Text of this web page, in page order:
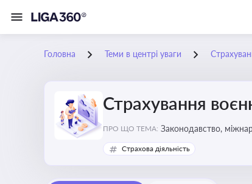
Головна Теми в центрі уваги
Страхування
ПРО ЩО ТЕМА: Законодавство,
Страхова діяльність